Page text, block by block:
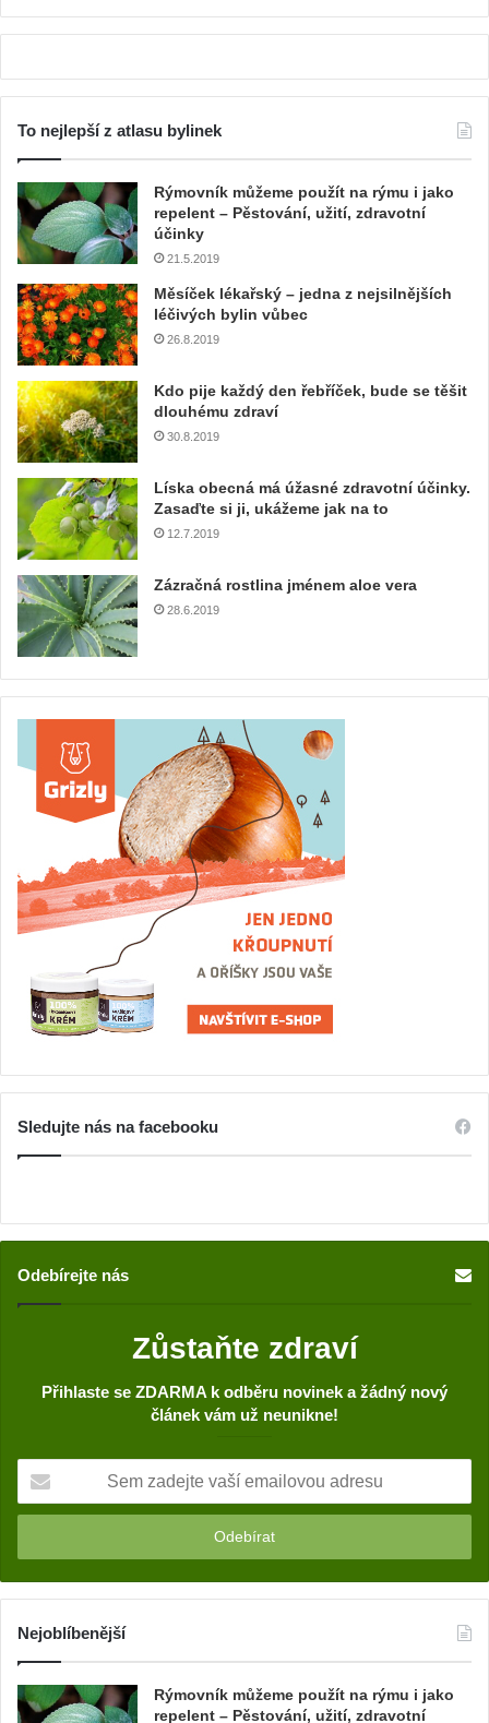
To nejlepší z atlasu bylinek
Rýmovník můžeme použít na rýmu i jako
repelent – Pěstování, užití, zdravotní
účinky
21.5.2019
Měsíček lékařský – jedna z nejsilnějších
léčivých bylin vůbec
26.8.2019
Kdo pije každý den řebříček, bude se těšit
dlouhému zdraví
30.8.2019
Líska obecná má úžasné zdravotní účinky.
Zasaďte si ji, ukážeme jak na to
12.7.2019
Zázračná rostlina jménem aloe vera
28.6.2019
Sledujte nás na facebooku
Odebírejte nás
Zůstaňte zdraví
Přihlaste se ZDARMA k odběru novinek a žádný nový
článek vám už neunikne!
m
a
d
j
v
Nejoblíbenější
Rýmovník můžeme použít na rýmu i jako
repelent – Pěstování, užití, zdravotní